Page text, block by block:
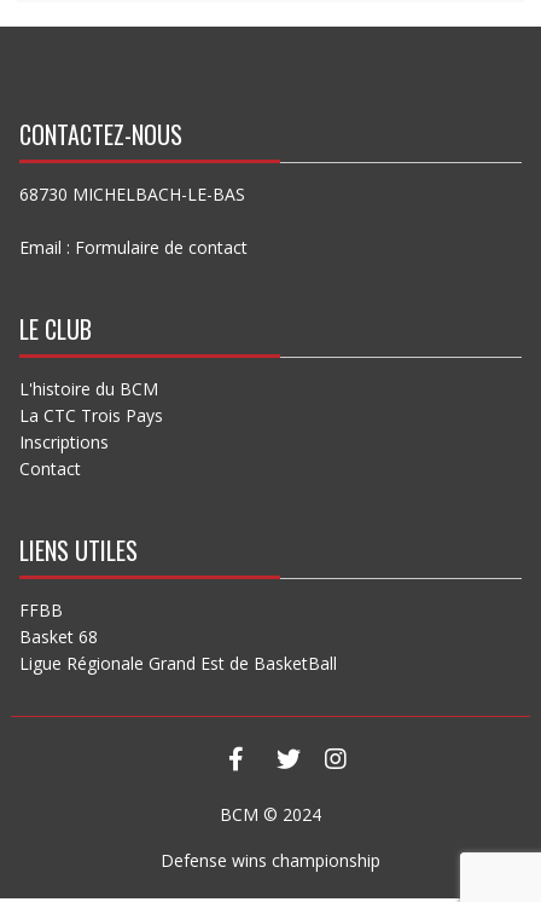
CONTACTEZ-NOUS
68730 MICHELBACH-LE-BAS
Email : Formulaire de contact
LE CLUB
L'histoire du BCM
La CTC Trois Pays
Inscriptions
Contact
LIENS UTILES
FFBB
Basket 68
Ligue Régionale Grand Est de BasketBall
BCM © 2024
Defense wins championship